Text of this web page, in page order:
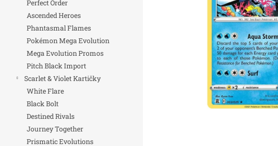
Perfect Order
Ascended Heroes
Phantasmal Flames
Pokémon Mega Evolution
Mega Evolution Promos
Pitch Black Import
Scarlet & Violet Kartičky
White Flare
Black Bolt
Destined Rivals
Journey Together
Prismatic Evolutions